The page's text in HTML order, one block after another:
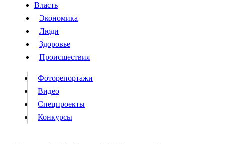
Власть
Происшествия
Видео
Конкурсы
Власть
Экономика
Люди
Здоровье
Происшествия
Фоторепортажи
Видео
Спецпроекты
Конкурсы